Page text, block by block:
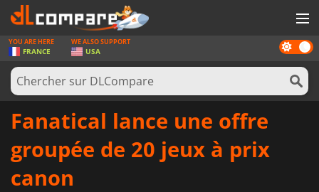
JEUX
CARTES PRÉPAYÉES
LOGICIELS
MATÉRIEL
Dark
mode
YOU ARE HERE
FRANCE
WE ALSO SUPPORT
USA
Fanatical lance une offre
groupée de 20 jeux à prix
canon